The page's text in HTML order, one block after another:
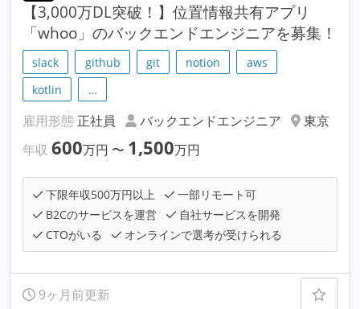
【3,000万DL突破！】位置情報共有アプリ
「whoo」のバックエンドエンジニアを募集！
slack github git notion
aws
kotlin
…
雇用形態 正社員 バックエンドエンジニア
東京
年収 600万円 〜 1,500万円
下限年収500万円以上
一部リモート可
B2Cのサービスを運営
自社サービスを開発
CTOがいる
オンラインで選考が受けられる
9ヶ月前更新